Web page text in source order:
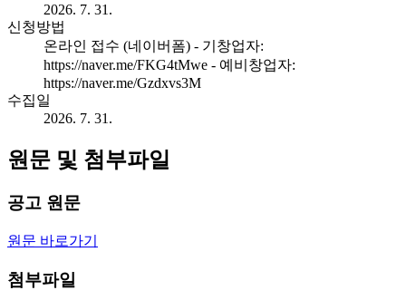
2026. 7. 31.
신청방법
온라인 접수 (네이버폼) - 기창업자:
https://naver.me/FKG4tMwe - 예비창업자:
https://naver.me/Gzdxvs3M
수집일
2026. 7. 31.
원문 및 첨부파일
공고 원문
원문 바로가기
첨부파일